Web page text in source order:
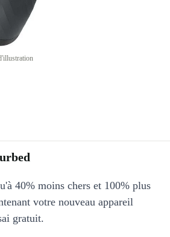
40% moins chers et 100% plus
votre nouveau appareil
gratuit.